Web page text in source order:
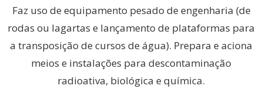
Faz uso de equipamento pesado de engenharia (de
rodas ou lagartas e lançamento de plataformas para
a transposição de cursos de água). Prepara e aciona
meios e instalações para descontaminação
radioativa, biológica e química.